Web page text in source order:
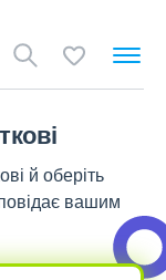
й оберіть
вашим